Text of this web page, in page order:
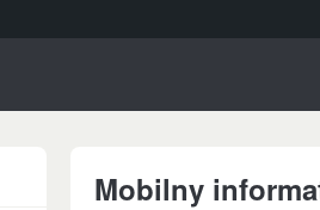
Mobilny